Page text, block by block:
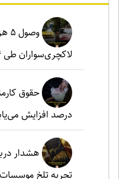
لاکچری‌سواران طی ۴ سال گذشته
درصد افزایش
هشدار
تجربه تلخ